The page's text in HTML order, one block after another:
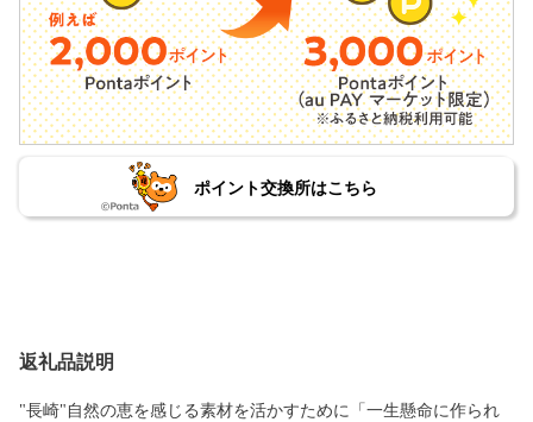
ポイント交換所はこちら
返礼品説明
"長崎"自然の恵を感じる素材を活かすために「一生懸命に作られ